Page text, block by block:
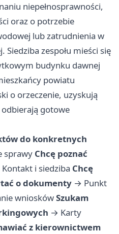
niepełnosprawności,
oraz o potrzebie
lub zatrudnienia w
Siedziba zespołu mieści się
budynku dawnej
powiatu
o orzeczenie, uzyskują
gotowe
do konkretnych
sprawy Chcę poznać
Kontakt i siedziba Chcę
o dokumenty → Punkt
wnioskówSzukam
→ Karty
z kierownictwem